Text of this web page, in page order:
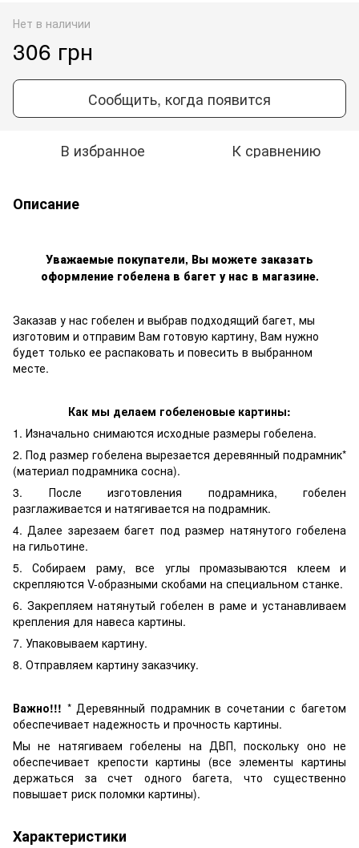
Нет в наличии
306 грн
Сообщить, когда появится
В избранное К сравнению
Описание
Уважаемые покупатели, Вы можете заказать
оформление гобелена в багет у нас в магазине.
Заказав у нас гобелен и выбрав подходящий багет, мы
изготовим и отправим Вам готовую картину, Вам нужно
будет только ее распаковать и повесить в выбранном
месте.
Как мы делаем гобеленовые картины:
1. Изначально снимаются исходные размеры гобелена.
2. Под размер гобелена вырезается деревянный подрамник*
(материал подрамника сосна).
3. После изготовления подрамника, гобелен
разглаживается и натягивается на подрамник.
4. Далее зарезаем багет под размер натянутого гобелена
на гильотине.
5. Собираем раму, все углы промазываются клеем и
скрепляются V-образными скобами на специальном станке.
6. Закрепляем натянутый гобелен в раме и устанавливаем
крепления для навеса картины.
7. Упаковываем картину.
8. Отправляем картину заказчику.
Важно!!! * Деревянный подрамник в сочетании с багетом
обеспечивает надежность и прочность картины.
Мы не натягиваем гобелены на ДВП, поскольку оно не
обеспечивает крепости картины (все элементы картины
держаться за счет одного багета, что существенно
повышает риск поломки картины).
Характеристики